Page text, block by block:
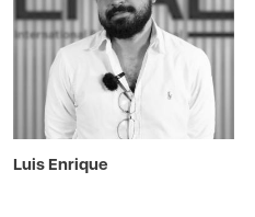
Luis Enrique